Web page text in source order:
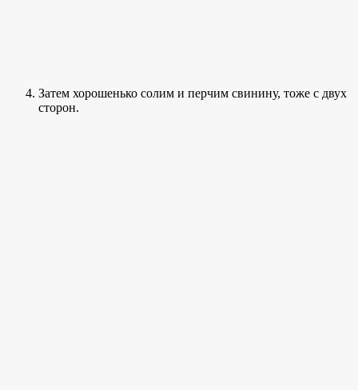
Затем хорошенько солим и перчим свинину, тоже с двух
сторон.